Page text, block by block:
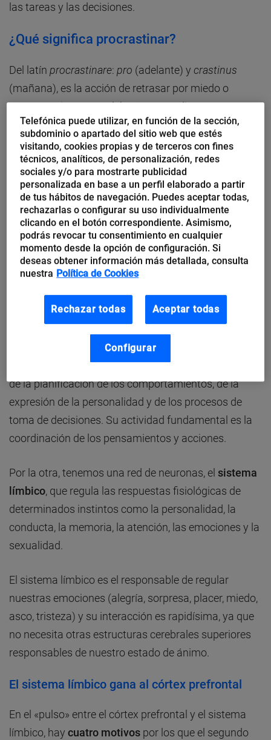
las tareas y las decisiones.
¿Qué significa procrastinar?
Del latín procrastinare: pro (adelante) y crastinus
(mañana), es la acción de retrasar por miedo o
pereza acciones que deberíamos realizar cuanto
antes. Simplemente significadejar para mañana
cosas que tendríamos que hacer hoy.
A menudo intento averiguar cuáles son los motivos
de mi procrastinación. Pienso en realizar una tarea,
pero acabo realizando otra y me digo a mí mismo:
«Mañana la haré».
Cuando tenemos que enfrentarnos a una tarea que
córtex prefrontal y el sistema límbico.
Planificación frente a emociones
corteza prefrontal
de la planificación de los comportamientos, de la
expresión de la personalidad y de los procesos de
toma de decisiones. Su actividad fundamental es la
coordinación de los pensamientos y acciones.
Por la otra, tenemos una red de neuronas, el sistema
límbico, que regula las respuestas fisiológicas de
determinados instintos como la personalidad, la
conducta, la memoria, la atención, las emociones y la
sexualidad.
El sistema límbico es el responsable de regular
nuestras emociones (alegría, sorpresa, placer, miedo,
asco, tristeza) y su interacción es rapidísima, ya que
no necesita otras estructuras cerebrales superiores
responsables de nuestro estado de ánimo.
El sistema límbico gana al córtex prefrontal
En el «pulso» entre el córtex prefrontal y el sistema
límbico, hay cuatro motivos por los que el segundo
Telefónica puede utilizar, en función de la sección,
subdominio o apartado del sitio web que estés
visitando, cookies propias y de terceros con fines
técnicos, analíticos, de personalización, redes
sociales y/o para mostrarte publicidad
personalizada en base a un perfil elaborado a partir
de tus hábitos de navegación. Puedes aceptar todas,
rechazarlas o configurar su uso individualmente
clicando en el botón correspondiente. Asimismo,
podrás revocar tu consentimiento en cualquier
momento desde la opción de configuración. Si
deseas obtener información más detallada, consulta
nuestra Política de Cookies
Rechazar todas Aceptar todas
Configurar